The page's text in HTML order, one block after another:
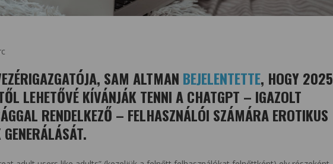
SAM ALTMAN BEJELENTETTE, HOGY 2025
LEHETŐVÉ KÍVÁNJÁK TENNI A CHATGPT – IGAZOLT
RENDELKEZŐ – FELHASZNÁLÓI SZÁMÁRA EROTIKUS